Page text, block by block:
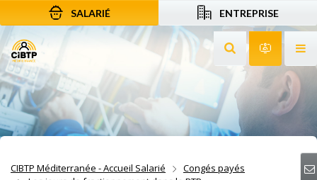
Aller au contenu
Aller à la recherche
Aller à la navigation
SALARIÉ ENTREPRISE
Rechercher sur
CIBTP Méditerranée - Accueil Salarié
Congés payés